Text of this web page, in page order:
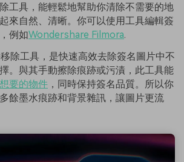
工具，能輕鬆地幫助你清除不需要的地
來自然、清晰。你可以使用工具編輯簽
例如Wondershare Filmora.
除工具，是快速高效去除簽名圖片中不
。與其手動擦除痕跡或污漬，此工具能
要的物件 ，同時保持簽名品質。所以你
餘墨水痕跡和背景雜訊，讓圖片更流